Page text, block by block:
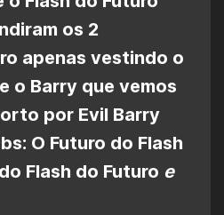
os 2
apenas vestindo o
o Barry que vemos
por Evil Barry
O Futuro do Flash
Flash do Futuro e